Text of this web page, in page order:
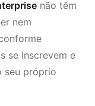
não têm
nem
se inscrevem e
seu próprio